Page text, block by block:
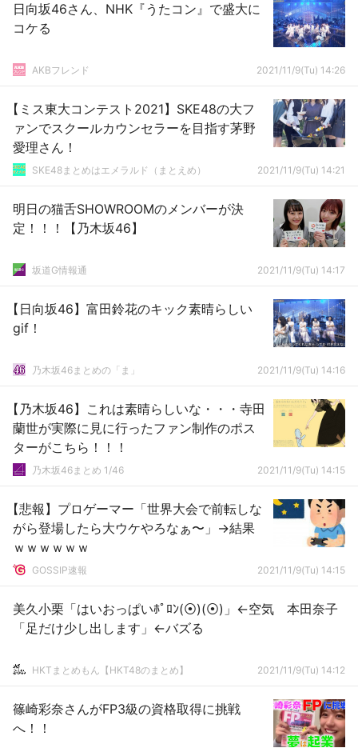
日向坂46さん、NHK『うたコン』で盛大に
コケる
AKBフレンド 2021/11/9(Tu) 14:26
【ミス東大コンテスト2021】SKE48の大フ
ァンでスクールカウンセラーを目指す茅野
愛理さん！
SKE48まとめはエメラルド（まとえめ） 2021/11/9(Tu) 14:21
明日の猫舌SHOWROOMのメンバーが決
定！！！【乃木坂46】
坂道G情報通 2021/11/9(Tu) 14:17
【日向坂46】富田鈴花のキック素晴らしい
gif！
乃木坂46まとめの「ま」 2021/11/9(Tu) 14:16
【乃木坂46】これは素晴らしいな・・・寺田
蘭世が実際に見に行ったファン制作のポス
ターがこちら！！！
乃木坂46まとめ 1/46 2021/11/9(Tu) 14:15
【悲報】プロゲーマー「世界大会で前転しな
がら登場したら大ウケやろなぁ〜」→結果
ｗｗｗｗｗｗ
GOSSIP速報 2021/11/9(Tu) 14:15
美久小栗「はいおっぱいﾎﾟﾛﾝ(⦿)(⦿)」←空気 本田奈子
「足だけ少し出します」←バズる
HKTまとめもん【HKT48のまとめ】 2021/11/9(Tu) 14:12
篠崎彩奈さんがFP3級の資格取得に挑戦
へ！！